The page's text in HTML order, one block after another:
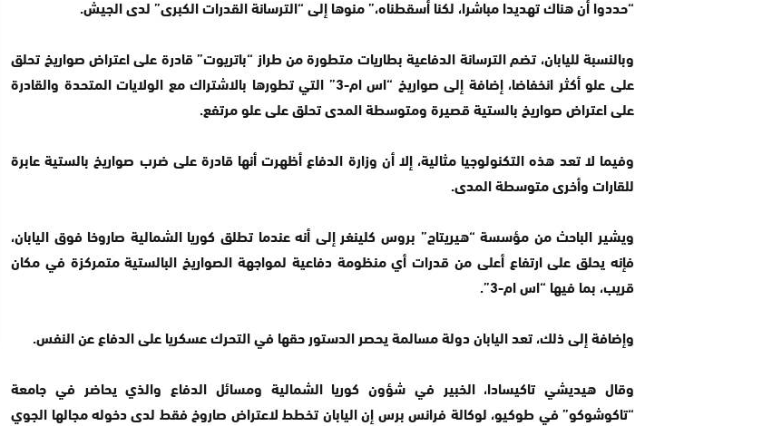
“حددوا أن هناك تهديدا مباشرا، لكنا أسقطناه،” منوها إلى “الترسانة القدرات الكبرى” لدى الجيش.
وبالنسبة لليابان، تضم الترسانة الدفاعية بطاريات متطورة من طراز “باتريوت” قادرة على اعتراض صواريخ تحلق
على علو أكثر انخفاضا، إضافة إلى صواريخ “اس ام-3” التي تطورها بالاشتراك مع الولايات المتحدة والقادرة
على اعتراض صواريخ بالستية قصيرة ومتوسطة المدى تحلق على علو مرتفع.
وفيما لا تعد هذه التكنولوجيا مثالية، إلا أن وزارة الدفاع أظهرت أنها قادرة على ضرب صواريخ بالستية عابرة
للقارات وأخرى متوسطة المدى.
ويشير الباحث من مؤسسة “هيريتاج” بروس كلينغر إلى أنه عندما تطلق كوريا الشمالية صاروخا فوق اليابان،
فإنه يحلق على ارتفاع أعلى من قدرات أي منظومة دفاعية لمواجهة الصواريخ البالستية متمركزة في مكان
قريب، بما فيها “اس ام-3”.
وإضافة إلى ذلك، تعد اليابان دولة مسالمة يحصر الدستور حقها في التحرك عسكريا على الدفاع عن النفس.
وقال هيديشي تاكيسادا، الخبير في شؤون كوريا الشمالية ومسائل الدفاع والذي يحاضر في جامعة
“تاكوشوكو” في طوكيو، لوكالة فرانس برس إن اليابان تخطط لاعتراض صاروخ فقط لدى دخوله مجالها الجوي